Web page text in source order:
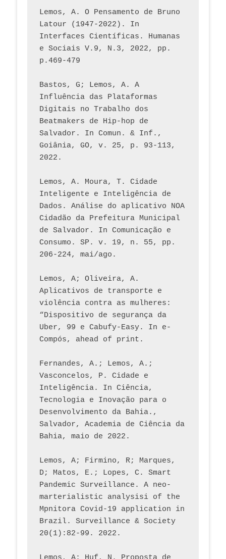
Lemos, A. O Pensamento de Bruno
Latour (1947-2022). In
Interfaces Científicas. Humanas
e Sociais V.9, N.3, 2022, pp.
p.469-479
Bastos, G; Lemos, A. A
Influência das Plataformas
Digitais no Trabalho dos
Beatmakers de Hip-hop de
Salvador. In Comun. & Inf.,
Goiânia, GO, v. 25, p. 93-113,
2022.
Lemos, A. Moura, T. Cidade
Inteligente e Inteligência de
Dados. Análise do aplicativo NOA
Cidadão da Prefeitura Municipal
de Salvador. In Comunicação e
Consumo. SP. v. 19, n. 55, pp.
206-224, mai/ago.
Lemos, A; Oliveira, A.
Aplicativos de transporte e
violência contra as mulheres:
“Dispositivo de segurança da
Uber, 99 e Cabufy-Easy. In e-
Compós, ahead of print.
Fernandes, A.; Lemos, A.;
Vasconcelos, P. Cidade e
Inteligência. In Ciência,
Tecnologia e Inovação para o
Desenvolvimento da Bahia.,
Salvador, Academia de Ciência da
Bahia, maio de 2022.
Lemos, A; Firmino, R; Marques,
D; Matos, E.; Lopes, C. Smart
Pandemic Surveillance. A neo-
marterialistic analysisi of the
Mpnitora Covid-19 application in
Brazil. Surveillance & Society
20(1):82-99. 2022.